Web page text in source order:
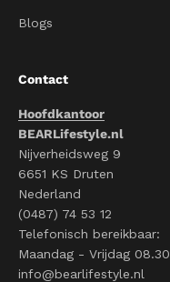
Blogs
Contact
Hoofdkantoor
BEARLifestyle.nl
Nijverheidsweg 9
6651 KS Druten
Nederland
(0487) 74 53 12
Telefonisch bereikbaar:
Maandag - Vrijdag
info@bearlifestyle.nl